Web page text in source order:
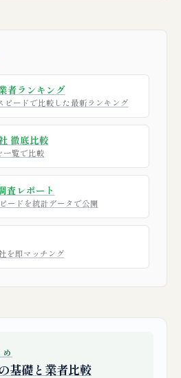
者ランキング
ピードで比較した最新ランキング
徹底比較
一覧で比較
査レポート
ードを統計データで公開
を即マッチング
基礎と業者比較